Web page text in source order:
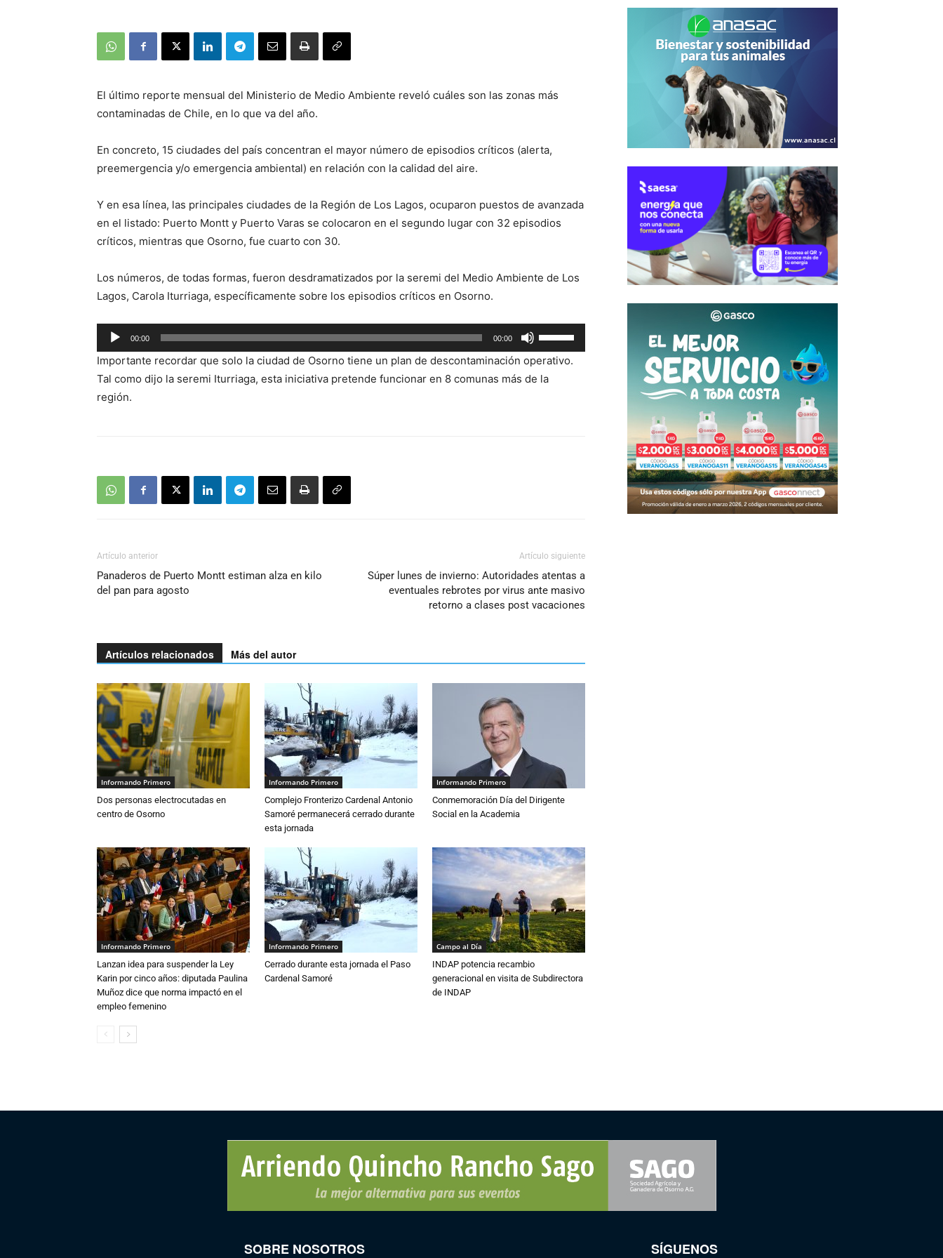
El último reporte mensual del Ministerio de Medio Ambiente reveló cuáles son las zonas más
contaminadas de Chile, en lo que va del año.
En concreto, 15 ciudades del país concentran el mayor número de episodios críticos (alerta,
preemergencia y/o emergencia ambiental) en relación con la calidad del aire.
Y en esa línea, las principales ciudades de la Región de Los Lagos, ocuparon puestos de avanzada
en el listado: Puerto Montt y Puerto Varas se colocaron en el segundo lugar con 32 episodios
críticos, mientras que Osorno, fue cuarto con 30.
Los números, de todas formas, fueron desdramatizados por la seremi del Medio Ambiente de Los
Lagos, Carola Iturriaga, específicamente sobre los episodios críticos en Osorno.
Reproductor
de
audio
00:00 00:00
las
teclas
de
Importante recordar que solo la ciudad de Osorno tiene un plan de descontaminación operativo.
Tal como dijo la seremi Iturriaga, esta iniciativa pretende funcionar en 8 comunas más de la
región.
Artículo anterior
Panaderos de Puerto Montt estiman alza en kilo
del pan para agosto
Artículo siguiente
Súper lunes de invierno: Autoridades atentas a
eventuales rebrotes por virus ante masivo
retorno a clases post vacaciones
Artículos relacionados Más del autor
Informando Primero
Dos personas electrocutadas en
centro de Osorno
Informando Primero
Complejo Fronterizo Cardenal Antonio
Samoré permanecerá cerrado durante
esta jornada
Informando Primero
Conmemoración Día del Dirigente
Social en la Academia
Informando Primero
Lanzan idea para suspender la Ley
Karin por cinco años: diputada Paulina
Muñoz dice que norma impactó en el
empleo femenino
Informando Primero
Cerrado durante esta jornada el Paso
Cardenal Samoré
Campo al Día
INDAP potencia recambio
generacional en visita de Subdirectora
de INDAP
SOBRE NOSOTROS SÍGUENOS